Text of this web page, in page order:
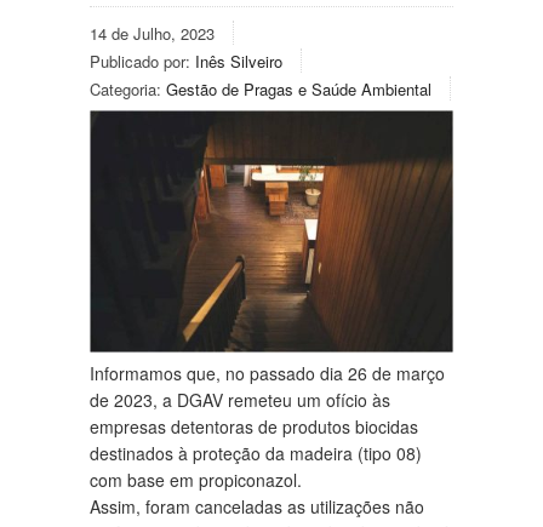
14 de Julho, 2023
Publicado por: Inês Silveiro
Categoria: Gestão de Pragas e Saúde Ambiental
Informamos que, no passado dia 26 de março
de 2023, a DGAV remeteu um ofício às
empresas detentoras de produtos biocidas
destinados à proteção da madeira (tipo 08)
com base em propiconazol.
Assim, foram canceladas as utilizações não